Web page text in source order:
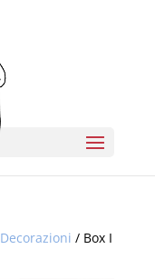
Decorazioni / Box I